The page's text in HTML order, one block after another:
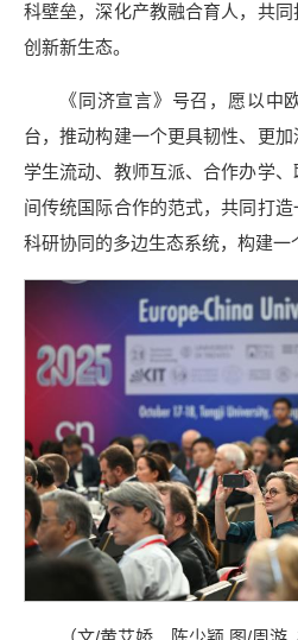
科壁垒，深化产教融合育人，共
创新新生态。
《同济宣言》号召，愿以中
台，推动构建一个更具韧性、更
学生流动、教师互派、合作办学
间传统国际合作的范式，共同打造
科研协同的多边生态系统，构建一